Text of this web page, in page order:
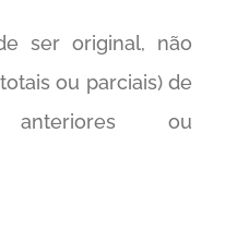
ser original, não
ou parciais) de
ou